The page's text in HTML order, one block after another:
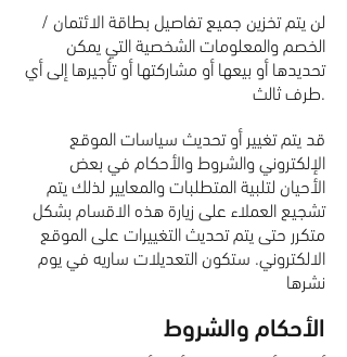
لن يتم تخزين جميع تفاصيل بطاقة الائتمان /
الخصم والمعلومات الشخصية التي يمكن
تحديدها أو بيعها أو مشاركتها أو تأجيرها إلى أي
طرف ثالث.
قد يتم تغيير أو تحديث سياسات الموقع
الإلكتروني والشروط والأحكام في بعض
الأحيان لتلبية المتطلبات والمعايير لذلك يتم
تشجيع العملاء على زيارة هذه الاقسام بشكل
متكرر حتى يتم تحديث التغييرات على الموقع
الالكتروني. ستكون التعديلات ساريه في يوم
نشرها
الأحكام والشروط